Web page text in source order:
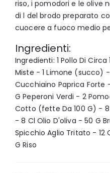
riso, i pomodori e le olive
di l del brodo preparato
cuocere a fuoco medio
Ingredienti:
Ingredienti: 1 Pollo Di Circa
Miste - 1 Limone (succo)
Cucchiaino Paprica Forte
G Peperoni Verdi - 2
Cotto (fette Da 100 G) -
- 8 Cl Olio D'oliva - 50 G
Spicchio Aglio Tritato - 12
G Riso